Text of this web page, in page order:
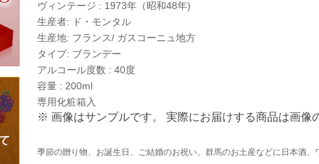
ヴィンテージ : 1973年（昭和48年)
生産者: ド・モンタル
生産地: フランス/ ガスコーニュ地方
タイプ: ブランデー
アルコール度数 : 40度
容量 : 200ml
専用化粧箱入
※ 画像はサンプルです。 実際にお届けする商品は画像
季節の贈り物、お誕生日、ご結婚のお祝い、群馬のお土産などに日本酒、